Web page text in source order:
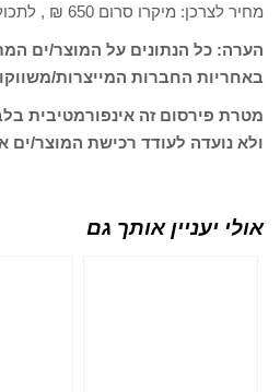
מחיר לצרכן: מיקרו סרום 650 ₪ , לתכולת: 30 מ"ל
הערה: כל הנתונים על המוצר/ים
באחריות החברות המייצרות/
מטרת פירסום זה אינפורמטיבית
ולא נועדה לעודד רכישת המוצר/ים
אולי יעניין אותך גם